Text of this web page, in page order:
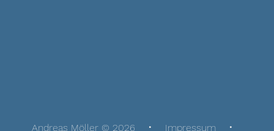
Andreas Möller © 2026 Impressum